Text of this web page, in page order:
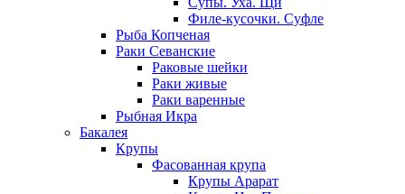
Филе-кусочки. Суфле
Рыба Копченая
Раки Севанские
Раковые шейки
Раки живые
Раки варенные
Рыбная Икра
Бакалея
Крупы
Фасованная крупа
Крупы Арарат